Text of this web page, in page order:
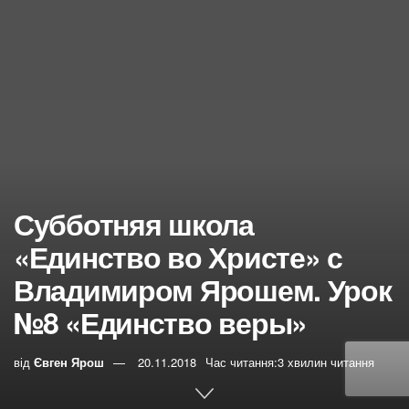
Субботняя школа
«Единство во Христе» с
Владимиром Ярошем. Урок
№8 «Единство веры»
від Євген Ярош 20.11.2018 Час читання:3 хвилин читання